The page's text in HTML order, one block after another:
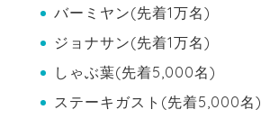
バーミヤン(先着1万名)
ジョナサン(先着1万名)
しゃぶ葉(先着5,000名)
ステーキガスト(先着5,000名)